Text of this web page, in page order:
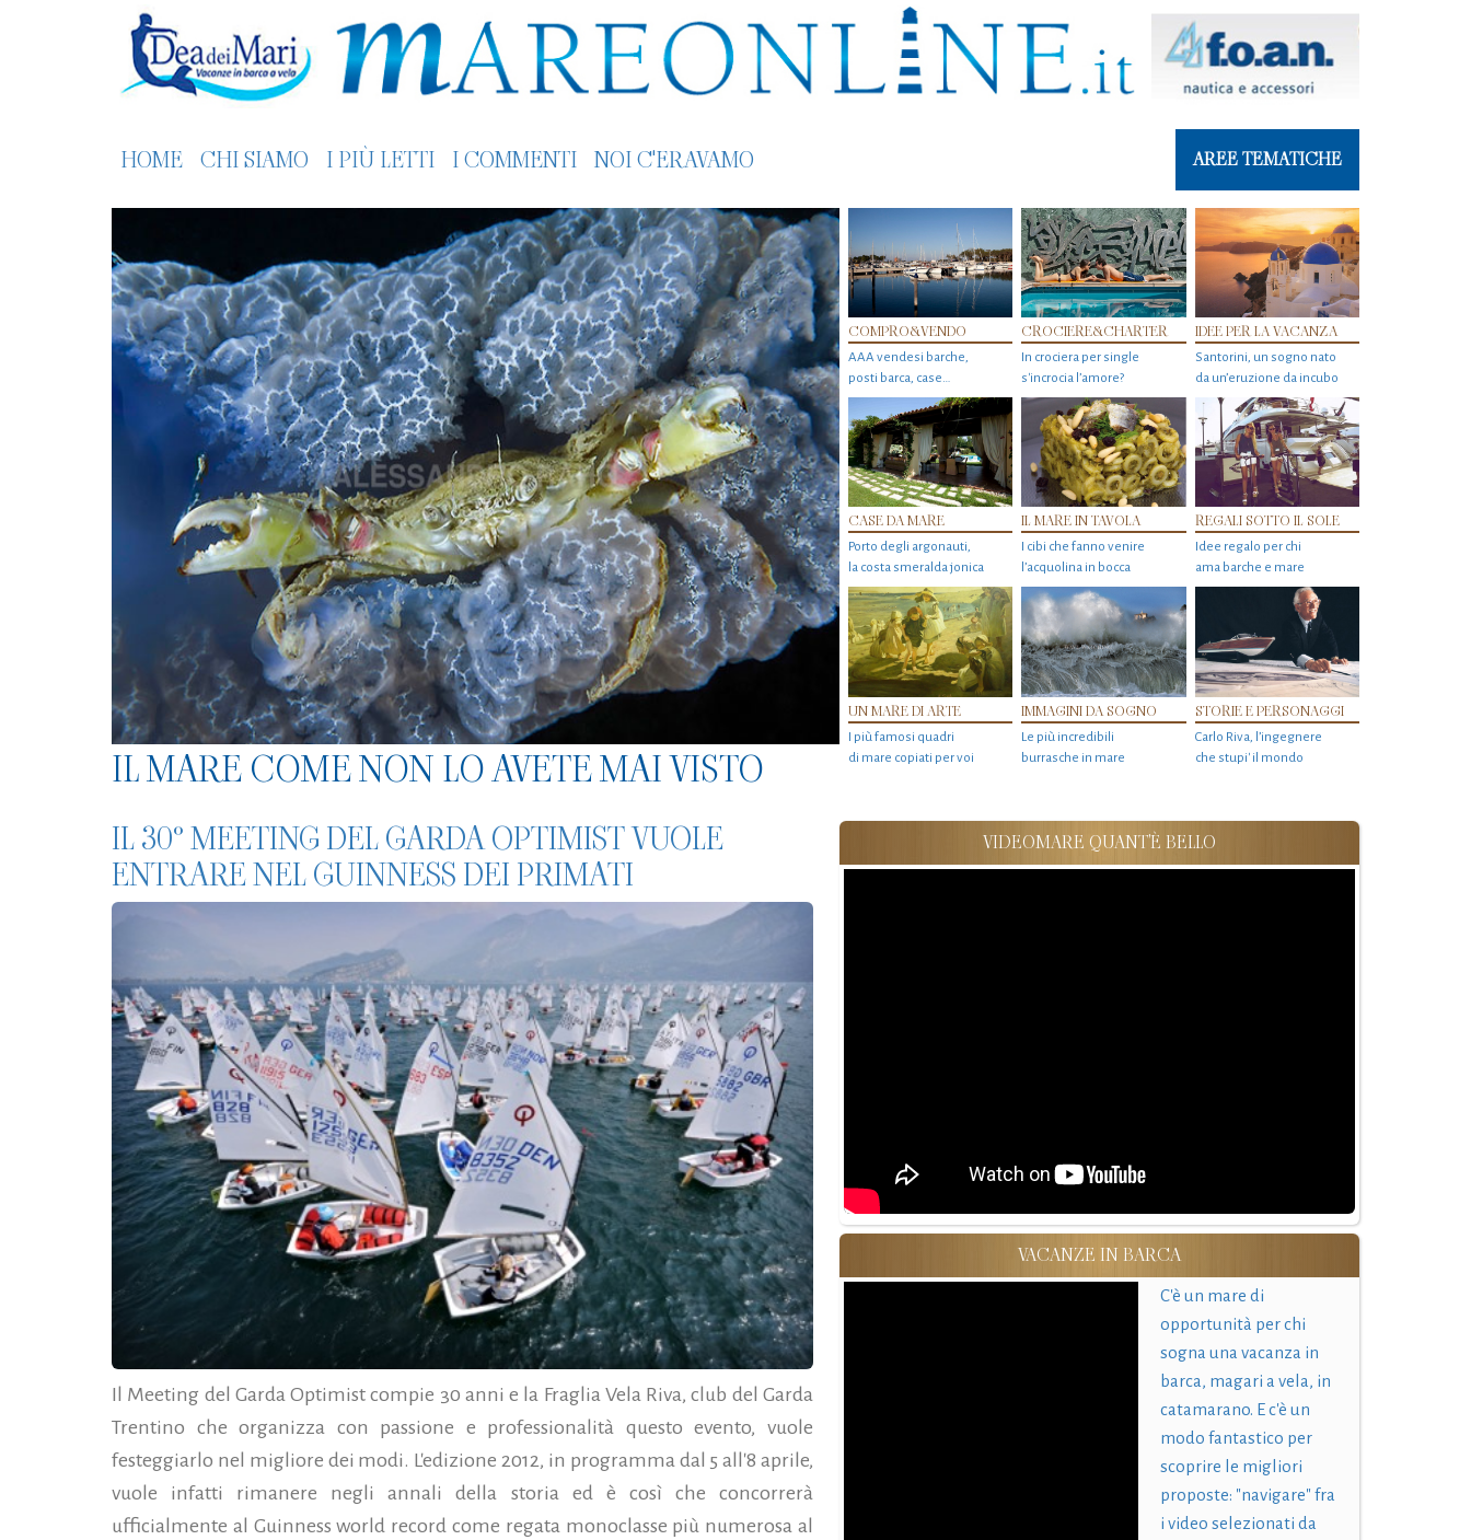
HOME CHI SIAMO I PIÙ LETTI I COMMENTI NOI C'ERAVAMO AREE TEMATICHE
IL MARE COME NON LO AVETE MAI VISTO
COMPRO&VENDO
AAA vendesi barche,
posti barca, case…
CROCIERE&CHARTER
In crociera per single
s'incrocia l’amore?
IDEE PER LA VACANZA
Santorini, un sogno nato
da un’eruzione da incubo
CASE DA MARE
Porto degli argonauti,
la costa smeralda jonica
IL MARE IN TAVOLA
I cibi che fanno venire
l’acquolina in bocca
REGALI SOTTO IL SOLE
Idee regalo per chi
ama barche e mare
UN MARE DI ARTE
I più famosi quadri
di mare copiati per voi
IMMAGINI DA SOGNO
Le più incredibili
burrasche in mare
STORIE E PERSONAGGI
Carlo Riva, l’ingegnere
che stupi' il mondo
IL 30° MEETING DEL GARDA OPTIMIST VUOLE
ENTRARE NEL GUINNESS DEI PRIMATI
Il Meeting del Garda Optimist compie 30 anni e la Fraglia Vela Riva, club del Garda
Trentino che organizza con passione e professionalità questo evento, vuole
festeggiarlo nel migliore dei modi. L'edizione 2012, in programma dal 5 all'8 aprile,
vuole infatti rimanere negli annali della storia ed è così che concorrerà
ufficialmente al Guinness world record come regata monoclasse più numerosa al
VIDEOMARE QUANT'È BELLO
VACANZE IN BARCA
C'è un mare di
opportunità per chi
sogna una vacanza in
barca, magari a vela, in
catamarano. E c'è un
modo fantastico per
scoprire le migliori
proposte: "navigare" fra
i video selezionati da